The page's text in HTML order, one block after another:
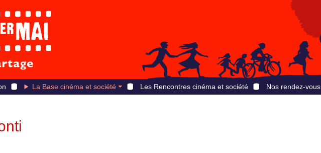
La Base cinéma et société Les Rencontres cinéma et société Nos rendez-vous